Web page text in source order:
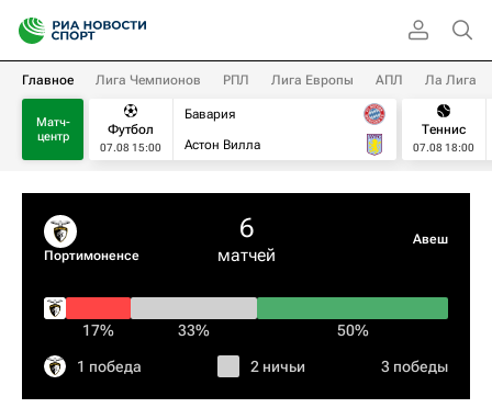
Главное Лига Чемпионов РПЛ Лига Европы АПЛ Ла Лига
Матч-
центр
Футбол
07.08 15:00
Бавария
Астон Вилла
Теннис
07.08 18:00
Портимоненсе
6
матчей
Авеш
17% 33% 50%
1 победа 2 ничьи 3 победы